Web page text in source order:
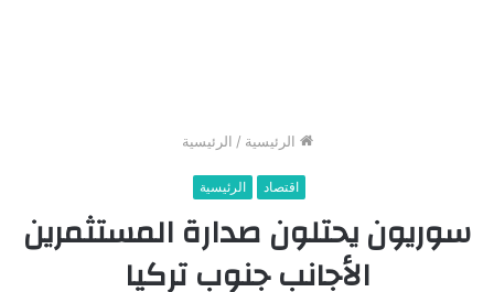
الرئيسية / الرئيسية
اقتصاد الرئيسية
سوريون يحتلون صدارة المستثمرين
الأجانب جنوب تركيا